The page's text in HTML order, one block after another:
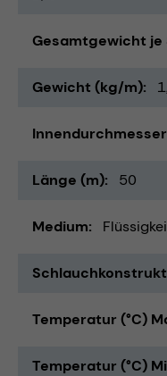
Gesamtgewicht je
Gewicht (kg/m)
Länge (m) 50
Medium
Temperatur (°C)
Temperatur (°C)